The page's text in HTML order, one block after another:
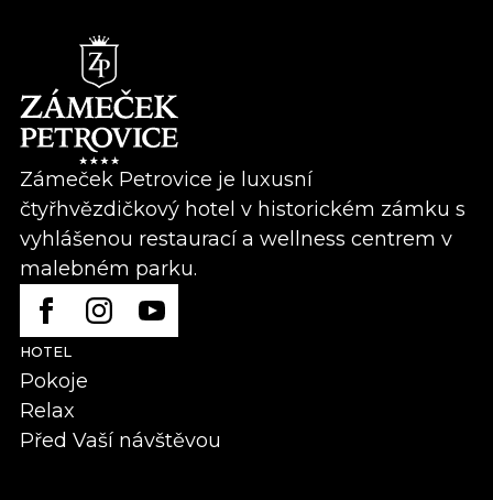
Zámeček Petrovice je luxusní
čtyřhvězdičkový hotel v historickém zámku s
vyhlášenou restaurací a wellness centrem v
malebném parku.
HOTEL
Pokoje
Relax
Před Vaší návštěvou